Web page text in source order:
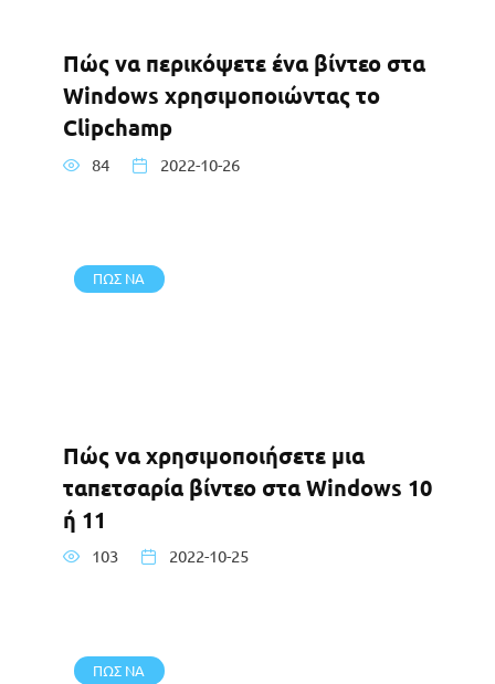
Πώς να περικόψετε ένα βίντεο στα
Windows χρησιμοποιώντας το
Clipchamp
84 2022-10-26
ΠΩΣ ΝΑ
Πώς να χρησιμοποιήσετε μια
ταπετσαρία βίντεο στα Windows 10
ή 11
103 2022-10-25
ΠΩΣ ΝΑ